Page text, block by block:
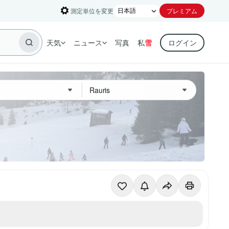
測定単位を変更 プレミアム
天気 ニュース 写真 私雪 ログイン